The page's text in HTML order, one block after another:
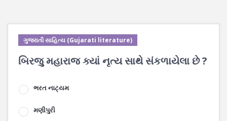
ગુજરાતી સાહિત્ય (Gujarati literature)
બિરજુ મહારાજ ક્યાં નૃત્ય સાથે સંકળાયેલા છે ?
ભરત નાટ્યમ
મણીપુરી